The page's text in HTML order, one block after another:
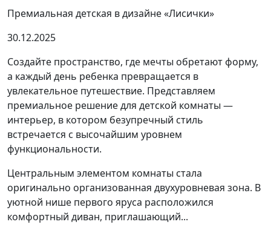
Премиальная детская в дизайне «Лисички»
30.12.2025
Создайте пространство, где мечты обретают форму,
а каждый день ребенка превращается в
увлекательное путешествие. Представляем
премиальное решение для детской комнаты —
интерьер, в котором безупречный стиль
встречается с высочайшим уровнем
функциональности.
Центральным элементом комнаты стала
оригинально организованная двухуровневая зона. В
уютной нише первого яруса расположился
комфортный диван, приглашающий...